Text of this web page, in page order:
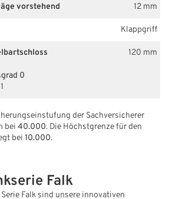
vorstehend 12 mm
Klappgriff
120 mm
0
der Sachversicherer
bei 40.000. Die Höchstgrenze für den
bei 10.000.
Falk
Falk sind unsere innovativen